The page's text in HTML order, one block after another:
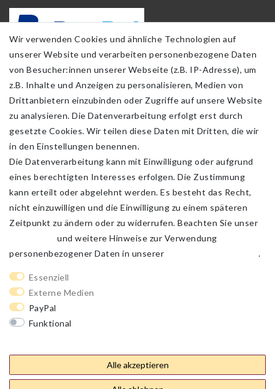
Impressum
Kontakt
Wir verwenden Cookies und ähnliche Technologien auf
unserer Website und verarbeiten personenbezogene Daten
von Besucher:innen unserer Webseite (z.B. IP-Adresse), um
z.B. Inhalte und Anzeigen zu personalisieren, Medien von
Drittanbietern einzubinden oder Zugriffe auf unsere Website
zu analysieren. Die Datenverarbeitung erfolgt erst durch
gesetzte Cookies. Wir teilen diese Daten mit Dritten, die wir
in den Einstellungen benennen.
Die Datenverarbeitung kann mit Einwilligung oder aufgrund
eines berechtigten Interesses erfolgen. Die Zustimmung
kann erteilt oder abgelehnt werden. Es besteht das Recht,
nicht einzuwilligen und die Einwilligung zu einem späteren
Zeitpunkt zu ändern oder zu widerrufen. Beachten Sie unser
und weitere Hinweise zur Verwendung
personenbezogener Daten in unserer
.
Essenziell
Externe Medien
PayPal
Funktional
Alle akzeptieren